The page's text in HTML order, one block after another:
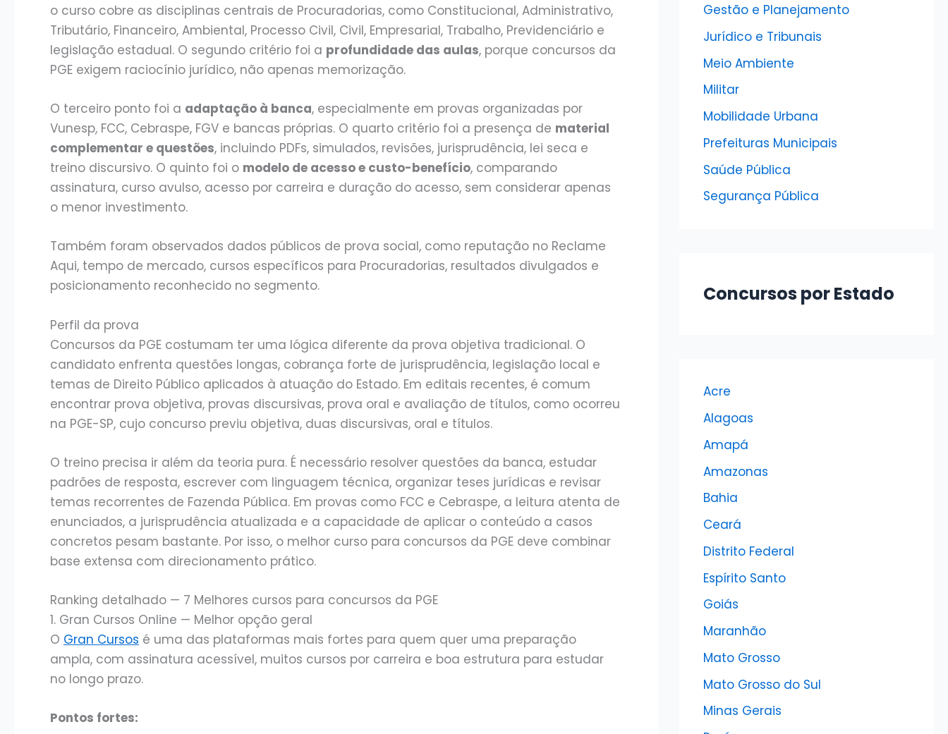
o curso cobre as disciplinas centrais de Procuradorias, como Constitucional, Administrativo,
Tributário, Financeiro, Ambiental, Processo Civil, Civil, Empresarial, Trabalho, Previdenciário e
legislação estadual. O segundo critério foi a profundidade das aulas, porque concursos da
PGE exigem raciocínio jurídico, não apenas memorização.
O terceiro ponto foi a adaptação à banca, especialmente em provas organizadas por
Vunesp, FCC, Cebraspe, FGV e bancas próprias. O quarto critério foi a presença de material
complementar e questões, incluindo PDFs, simulados, revisões, jurisprudência, lei seca e
treino discursivo. O quinto foi o modelo de acesso e custo-benefício, comparando
assinatura, curso avulso, acesso por carreira e duração do acesso, sem considerar apenas
o menor investimento.
Também foram observados dados públicos de prova social, como reputação no Reclame
Aqui, tempo de mercado, cursos específicos para Procuradorias, resultados divulgados e
posicionamento reconhecido no segmento.
Perfil da prova
Concursos da PGE costumam ter uma lógica diferente da prova objetiva tradicional. O
candidato enfrenta questões longas, cobrança forte de jurisprudência, legislação local e
temas de Direito Público aplicados à atuação do Estado. Em editais recentes, é comum
encontrar prova objetiva, provas discursivas, prova oral e avaliação de títulos, como ocorreu
na PGE-SP, cujo concurso previu objetiva, duas discursivas, oral e títulos.
O treino precisa ir além da teoria pura. É necessário resolver questões da banca, estudar
padrões de resposta, escrever com linguagem técnica, organizar teses jurídicas e revisar
temas recorrentes de Fazenda Pública. Em provas como FCC e Cebraspe, a leitura atenta de
enunciados, a jurisprudência atualizada e a capacidade de aplicar o conteúdo a casos
concretos pesam bastante. Por isso, o melhor curso para concursos da PGE deve combinar
base extensa com direcionamento prático.
Ranking detalhado — 7 Melhores cursos para concursos da PGE
1. Gran Cursos Online — Melhor opção geral
O Gran Cursos é uma das plataformas mais fortes para quem quer uma preparação
ampla, com assinatura acessível, muitos cursos por carreira e boa estrutura para estudar
no longo prazo.
Pontos fortes:
Gestão e Planejamento
Jurídico e Tribunais
Meio Ambiente
Militar
Mobilidade Urbana
Prefeituras Municipais
Saúde Pública
Segurança Pública
Concursos por Estado
Acre
Alagoas
Amapá
Amazonas
Bahia
Ceará
Distrito Federal
Espírito Santo
Goiás
Maranhão
Mato Grosso
Mato Grosso do Sul
Minas Gerais